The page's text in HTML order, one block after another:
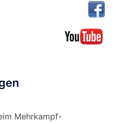
Mehrkampf-